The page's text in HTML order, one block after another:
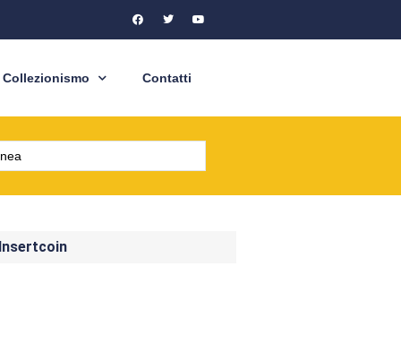
Collezionismo Contatti